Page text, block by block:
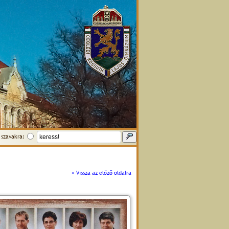
szavakra:
« Vissza az előző oldalra